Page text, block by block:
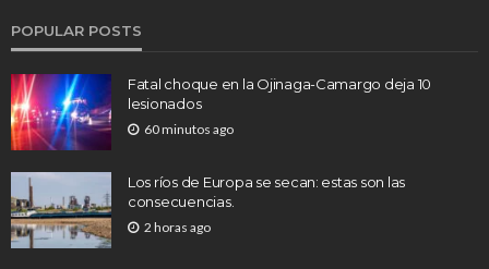
POPULAR POSTS
Fatal choque en la Ojinaga-Camargo deja 10
lesionados
60 minutos ago
Los ríos de Europa se secan: estas son las
consecuencias.
2 horas ago